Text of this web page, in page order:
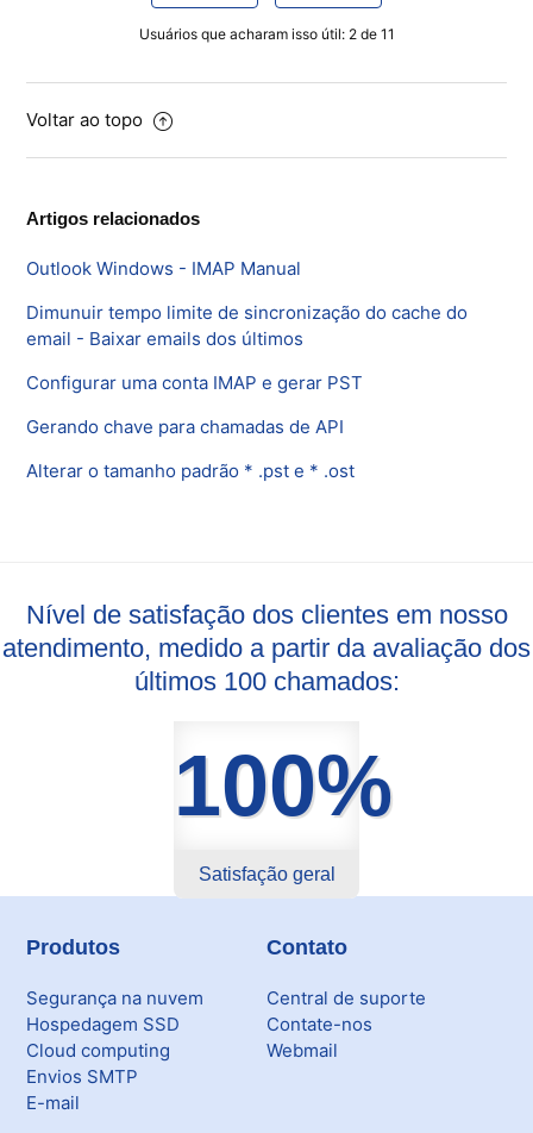
Usuários que acharam isso útil: 2 de 11
Voltar ao topo
Artigos relacionados
Outlook Windows - IMAP Manual
Dimunuir tempo limite de sincronização do cache do
email - Baixar emails dos últimos
Configurar uma conta IMAP e gerar PST
Gerando chave para chamadas de API
Alterar o tamanho padrão * .pst e * .ost
Nível de satisfação dos clientes em nosso
atendimento, medido a partir da avaliação dos
últimos 100 chamados:
100%
Satisfação geral
Produtos
Segurança na nuvem
Hospedagem SSD
Cloud computing
Envios SMTP
E-mail
Contato
Central de suporte
Contate-nos
Webmail